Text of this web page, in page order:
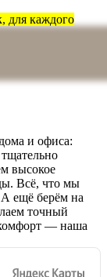
для каждого
и офиса:
высокое
Всё, что мы
ещё берём на
точный
— наша